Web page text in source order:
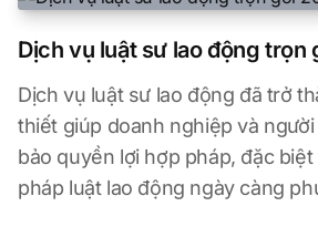
Dịch vụ luật sư lao động trọn
Dịch vụ luật sư lao động đã trở
thiết giúp doanh nghiệp và
bảo quyền lợi hợp pháp, đặc
pháp luật lao động ngày càng